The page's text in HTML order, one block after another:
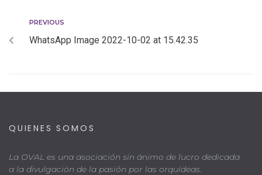
PREVIOUS
WhatsApp Image 2022-10-02 at 15.42.35
QUIENES SOMOS
La OVAL es una asociación sin ánimo de lucro dedicada
a la divulgación de la pasión por las orquídeas.